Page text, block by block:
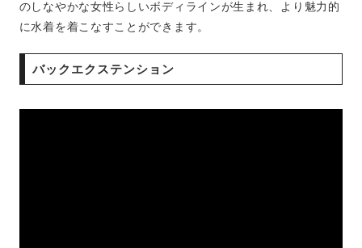
のしなやかな女性らしいボディラインが生まれ、より魅力的
に水着を着こなすことができます。
バックエクステンション